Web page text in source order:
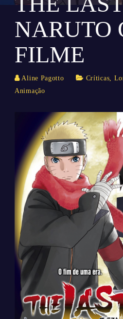
NARUTO
FILME
Aline Pagotto Críticas,
Animação